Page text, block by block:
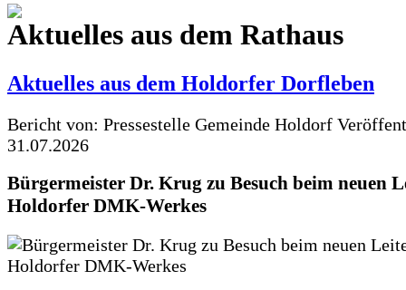
Aktuelles aus dem Rathaus
Aktuelles aus dem Holdorfer Dorfleben
Bericht von: Pressestelle Gemeinde Holdorf
31.07.2026
Bürgermeister Dr. Krug zu Besuch beim neuen
Holdorfer DMK-Werkes